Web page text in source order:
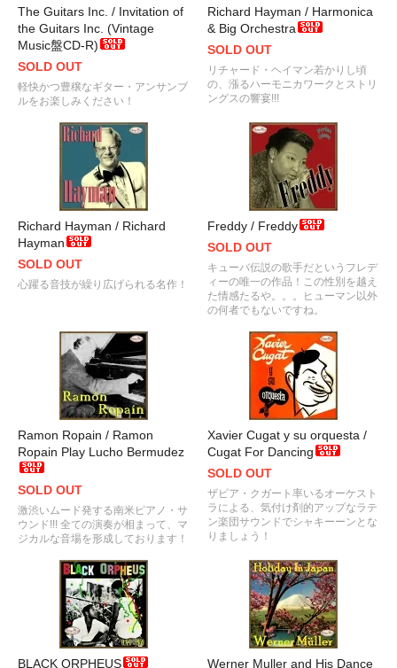
The Guitars Inc. / Invitation of
the Guitars Inc. (Vintage
Music盤CD-R)
SOLD OUT
軽快かつ豊穣なギター・アンサンブ
ルをお楽しみください！
Richard Hayman / Harmonica
& Big Orchestra
SOLD OUT
リチャード・ヘイマン若かりし頃
の、漲るハーモニカワークとストリ
ングスの響宴!!!
Richard Hayman / Richard
Hayman
SOLD OUT
心躍る音技が繰り広げられる名作！
Freddy / Freddy
SOLD OUT
キューバ伝説の歌手だというフレデ
ィーの唯一の作品！この性別を越え
た情感たるや。。。ヒューマン以外
の何者でもないですね。
Ramon Ropain / Ramon
Ropain Play Lucho Bermudez
SOLD OUT
激渋いムード発する南米ピアノ・サ
ウンド!!! 全ての演奏が相まって、マ
ジカルな音場を形成しております！
Xavier Cugat y su orquesta /
Cugat For Dancing
SOLD OUT
ザビア・クガート率いるオーケスト
ラによる、気付け剤的アップなラテ
ン楽団サウンドでシャキーーンとな
りましょう！
BLACK ORPHEUS Werner Muller and His Dance